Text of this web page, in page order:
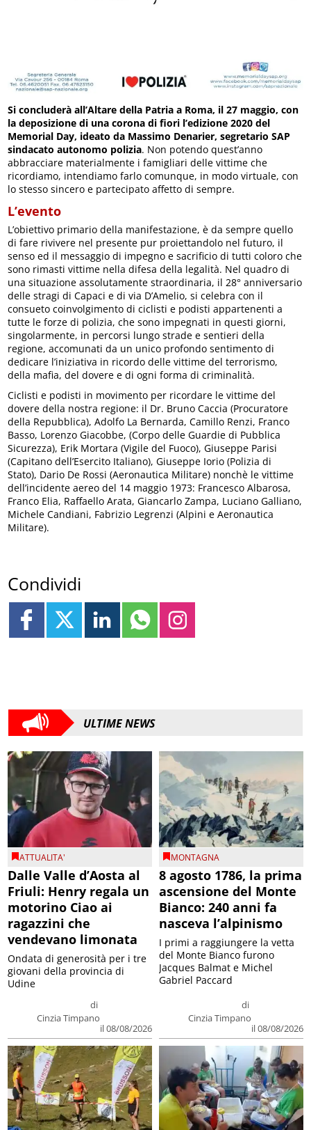
Si concluderà all’Altare della Patria a Roma, il 27 maggio, con
la deposizione di una corona di fiori l’edizione 2020 del
Memorial Day, ideato da Massimo Denarier, segretario SAP
sindacato autonomo polizia. Non potendo quest’anno
abbracciare materialmente i famigliari delle vittime che
ricordiamo, intendiamo farlo comunque, in modo virtuale, con
lo stesso sincero e partecipato affetto di sempre.
L’evento
L’obiettivo primario della manifestazione, è da sempre quello
di fare rivivere nel presente pur proiettandolo nel futuro, il
senso ed il messaggio di impegno e sacrificio di tutti coloro che
sono rimasti vittime nella difesa della legalità. Nel quadro di
una situazione assolutamente straordinaria, il 28° anniversario
delle stragi di Capaci e di via D’Amelio, si celebra con il
consueto coinvolgimento di ciclisti e podisti appartenenti a
tutte le forze di polizia, che sono impegnati in questi giorni,
singolarmente, in percorsi lungo strade e sentieri della
regione, accomunati da un unico profondo sentimento di
dedicare l’iniziativa in ricordo delle vittime del terrorismo,
della mafia, del dovere e di ogni forma di criminalità.
Ciclisti e podisti in movimento per ricordare le vittime del
dovere della nostra regione: il Dr. Bruno Caccia (Procuratore
della Repubblica), Adolfo La Bernarda, Camillo Renzi, Franco
Basso, Lorenzo Giacobbe, (Corpo delle Guardie di Pubblica
Sicurezza), Erik Mortara (Vigile del Fuoco), Giuseppe Parisi
(Capitano dell’Esercito Italiano), Giuseppe Iorio (Polizia di
Stato), Dario De Rossi (Aeronautica Militare) nonchè le vittime
dell’incidente aereo del 14 maggio 1973: Francesco Albarosa,
Franco Elia, Raffaello Arata, Giancarlo Zampa, Luciano Galliano,
Michele Candiani, Fabrizio Legrenzi (Alpini e Aeronautica
Militare).
Condividi
ULTIME NEWS
ATTUALITA'
Dalle Valle d’Aosta al
Friuli: Henry regala un
motorino Ciao ai
ragazzini che
vendevano limonata
di
Cinzia Timpano
il 08/08/2026
Ondata di generosità per i tre
giovani della provincia di
Udine
MONTAGNA
8 agosto 1786, la prima
ascensione del Monte
Bianco: 240 anni fa
nasceva l’alpinismo
di
Cinzia Timpano
il 08/08/2026
I primi a raggiungere la vetta
del Monte Bianco furono
Jacques Balmat e Michel
Gabriel Paccard